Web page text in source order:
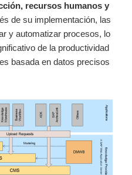
​recursos humanos y
de su implementación, las
y automatizar procesos, lo
de la productividad
basada ⁣en datos ⁢precisos